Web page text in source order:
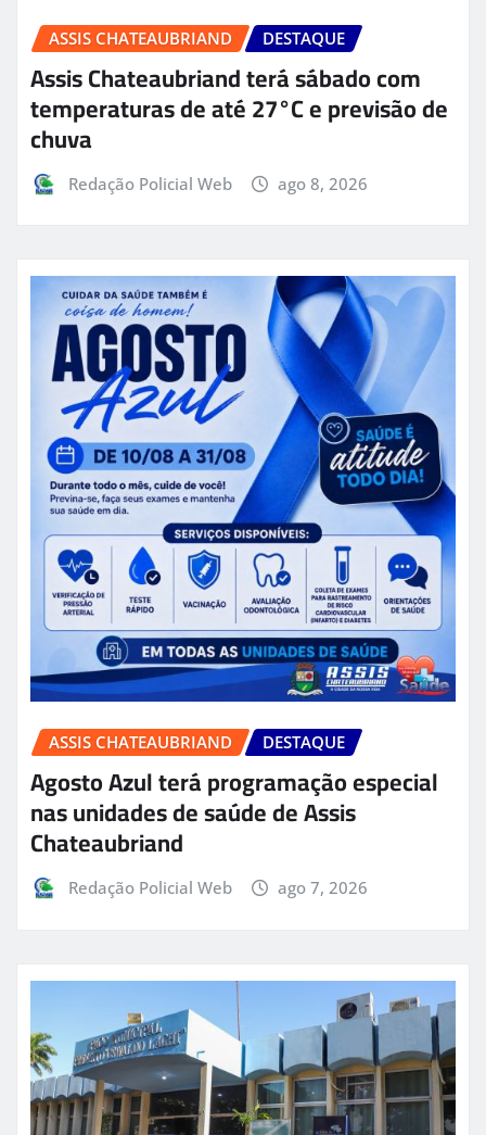
ASSIS CHATEAUBRIAND DESTAQUE
Assis Chateaubriand terá sábado com
temperaturas de até 27°C e previsão de
chuva
Redação Policial Web ago 8, 2026
ASSIS CHATEAUBRIAND DESTAQUE
Agosto Azul terá programação especial
nas unidades de saúde de Assis
Chateaubriand
Redação Policial Web ago 7, 2026